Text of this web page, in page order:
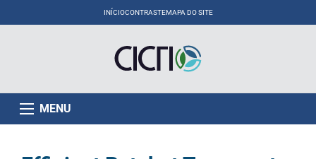
INÍCIOCONTRASTEMAPA DO SITE
MENU